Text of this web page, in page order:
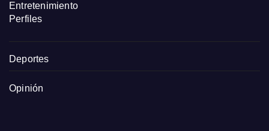
Entretenimiento
Perfiles
Deportes
Opinión